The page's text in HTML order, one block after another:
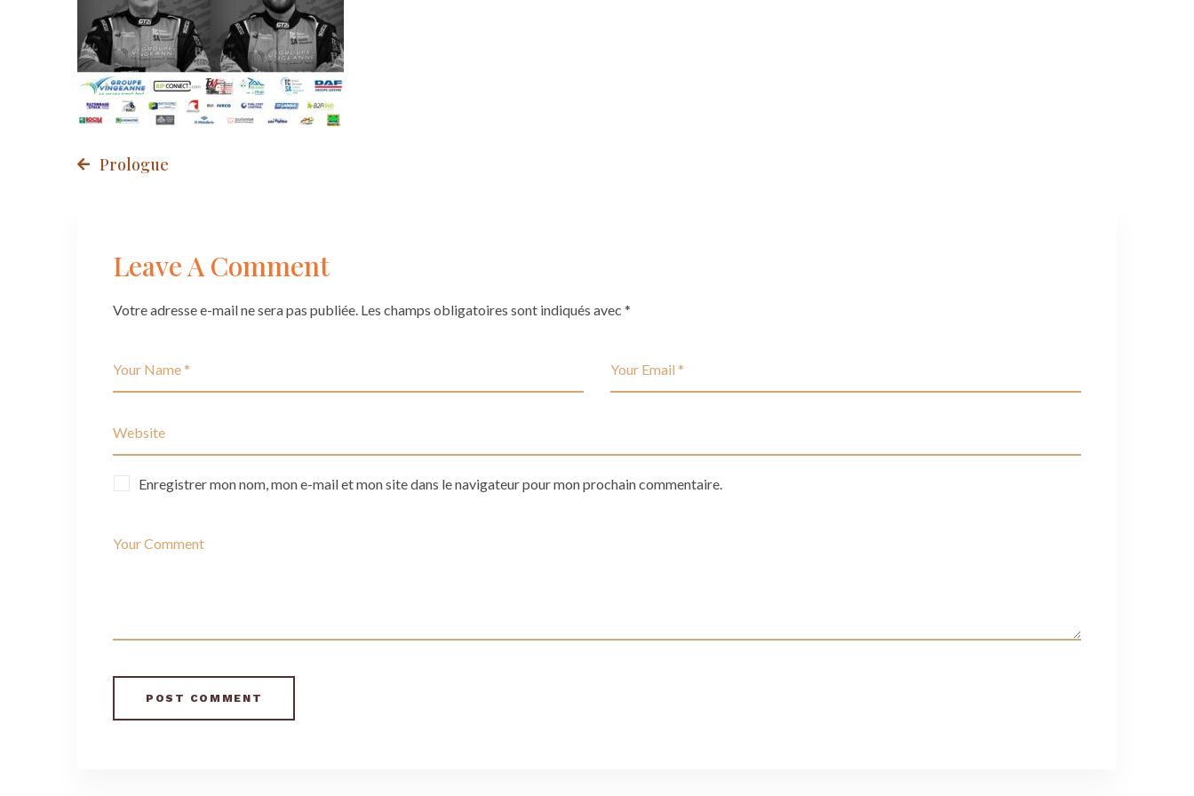
Post
Prologue
Leave A Comment
Votre adresse e-mail ne sera pas publiée. Les champs obligatoires sont indiqués avec *
Enregistrer mon nom, mon e-mail et mon site dans le navigateur pour mon prochain commentaire.